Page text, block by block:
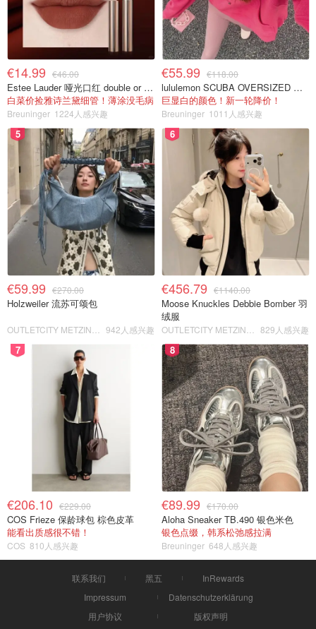
€14.99 €46.00
Estee Lauder 哑光口红 double or nothing色号
白菜价捡雅诗兰黛细管！薄涂没毛病
Breuninger 1224人感兴趣
€55.99 €118.00
lululemon SCUBA OVERSIZED 半拉链卫衣 紫红色
巨显白的颜色！新一轮降价！
Breuninger 1011人感兴趣
5
€59.99 €270.00
Holzweiler 流苏可颂包
942人感兴趣
6
€456.79 €1140.00
Moose Knuckles Debbie Bomber 羽
绒服
829人感兴趣
7
€206.10 €229.00
COS Frieze 保龄球包 棕色皮革
能看出质感很不错！
COS 810人感兴趣
8
€89.99 €170.00
Aloha Sneaker TB.490 银色米色
银色点缀，韩系松弛感拉满
Breuninger 648人感兴趣
联系我们 黑五
InRewards
Impressum
Datenschutzerklärung
用户协议
版权声明